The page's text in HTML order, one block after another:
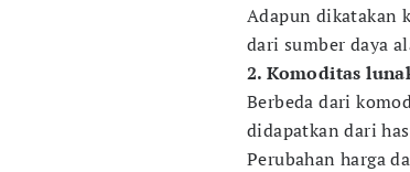
Adapun dikatakan
dari sumber daya
2. Komoditas
Berbeda dari
didapatkan dari
Perubahan harga